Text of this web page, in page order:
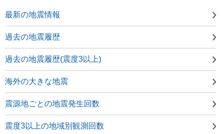
最新の地震情報
過去の地震履歴
過去の地震履歴(震度3以上)
海外の大きな地震
震源地ごとの地震発生回数
震度3以上の地域別観測回数